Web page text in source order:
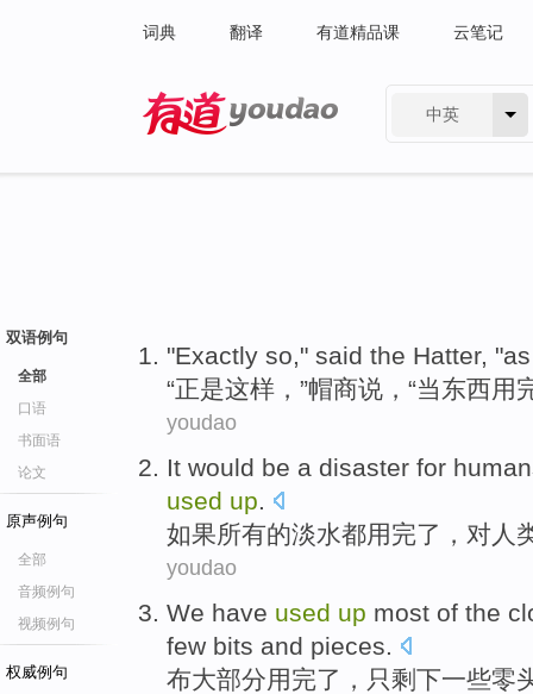
词典 翻译 有道精品课 云笔记
中英
双语例句
全部
口语
书面语
论文
原声例句
全部
音频例句
视频例句
权威例句
"Exactly so," said the Hatter, "as
“正是这样 ，”帽商说 ，“当东西用
youdao
It would be a disaster for
used up.
如果所有的淡水都用完了 ， 对人
youdao
We have used up most of the
few bits and pieces
布大部分用完了 ，只 剩下一些零